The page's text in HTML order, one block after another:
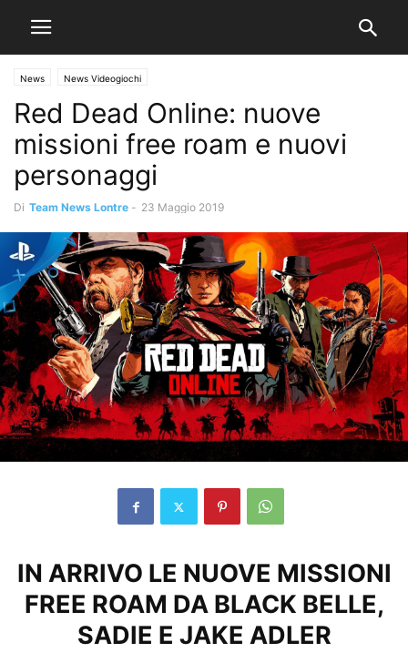
News News Videogiochi
Red Dead Online: nuove
missioni free roam e nuovi
personaggi
Di Team News Lontre - 23 Maggio 2019
IN ARRIVO LE NUOVE MISSIONI
FREE ROAM DA BLACK BELLE,
SADIE E JAKE ADLER